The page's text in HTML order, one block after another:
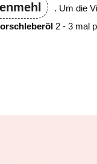
. Um die
2 - 3 mal